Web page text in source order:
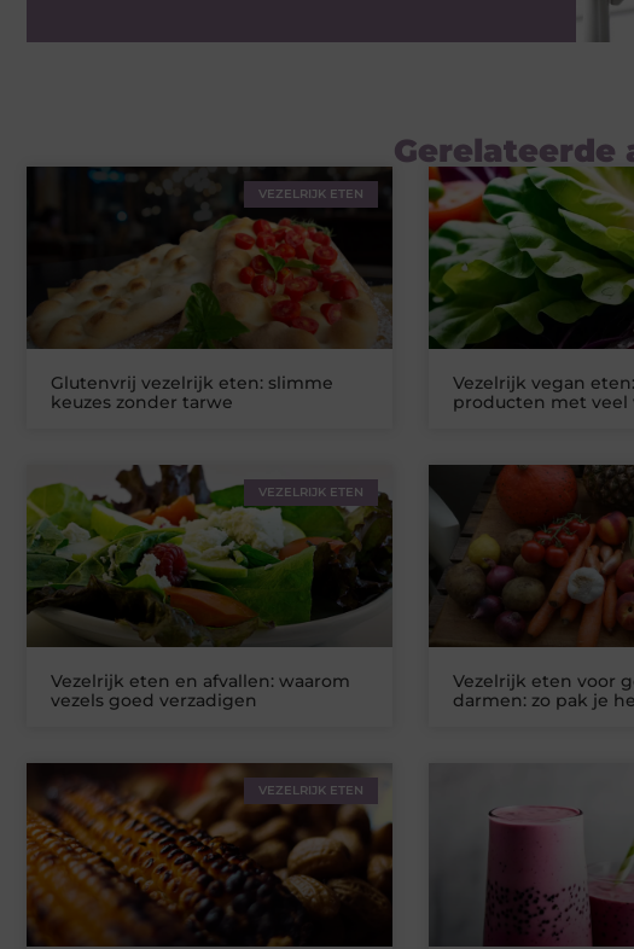
Gerelateerde
VEZELRIJK ETEN
Glutenvrij vezelrijk eten: slimme
keuzes zonder tarwe
Vezelrijk vegan
producten met veel
VEZELRIJK ETEN
Vezelrijk eten en afvallen: waarom
vezels goed verzadigen
Vezelrijk eten voor
darmen: zo pak je
VEZELRIJK ETEN